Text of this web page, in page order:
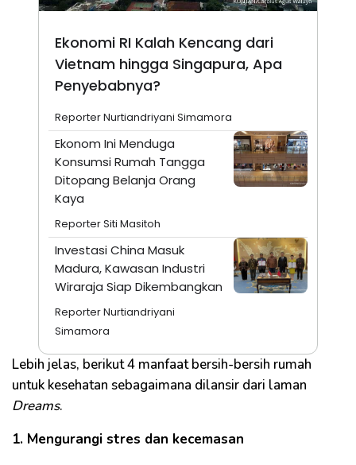
Ekonomi RI Kalah Kencang dari
Vietnam hingga Singapura, Apa
Penyebabnya?
Reporter Nurtiandriyani Simamora
Ekonom Ini Menduga
Konsumsi Rumah Tangga
Ditopang Belanja Orang
Kaya
Reporter Siti Masitoh
Investasi China Masuk
Madura, Kawasan Industri
Wiraraja Siap Dikembangkan
Reporter Nurtiandriyani
Simamora
Lebih jelas, berikut 4 manfaat bersih-bersih rumah
untuk kesehatan sebagaimana dilansir dari laman
Dreams.
1. Mengurangi stres dan kecemasan